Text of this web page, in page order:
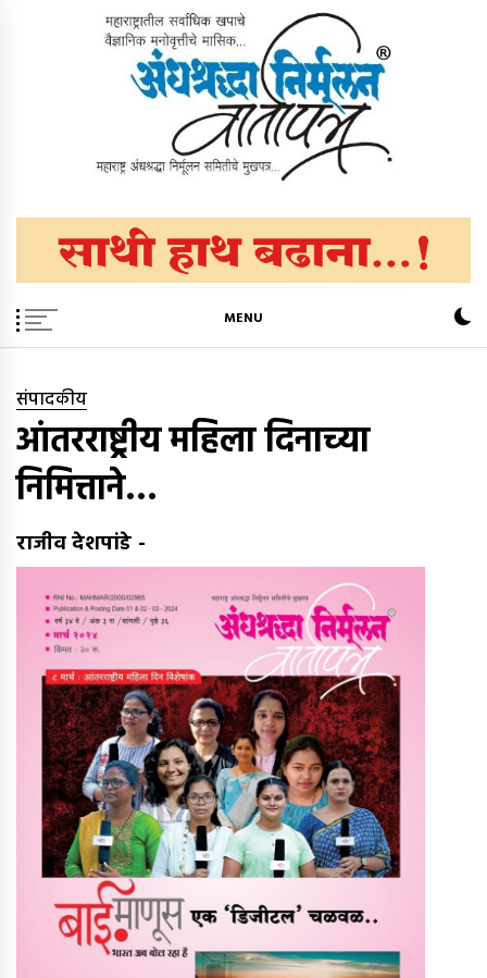
अंधश्रद्धा निर्मूलन वार्तापत्र ®
MENU
संपादकीय
आंतरराष्ट्रीय महिला दिनाच्या
निमित्ताने…
राजीव देशपांडे -